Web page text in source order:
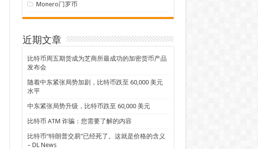
Monero门罗币
近期文章
比特币周五期货成为芝商所最成功的加密货币产品
发布会
随着中东紧张局势加剧，比特币跌至 60,000 美元
水平
中东紧张局势升级，比特币跌至 60,000 美元
比特币 ATM 诈骗：您需要了解的内容
比特币“特朗普交易”已经死了。这就是价格的含义
– DL News